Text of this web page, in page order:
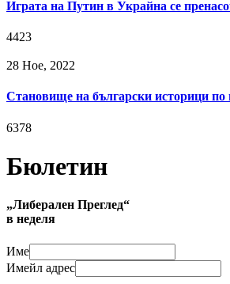
Играта на Путин в Украйна се
4423
28 Ное, 2022
Становище на български историци
6378
Бюлетин
„Либерален Преглед“
в неделя
Име
Имейл адрес